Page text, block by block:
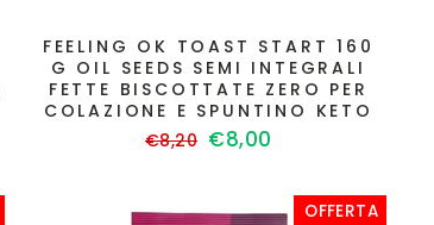
FEELING OK TOAST START 160
G OIL SEEDS SEMI INTEGRALI
FETTE BISCOTTATE ZERO PER
COLAZIONE E SPUNTINO KETO
Prezzo
€8,20 Prezzo
€8,00
OFFERTA